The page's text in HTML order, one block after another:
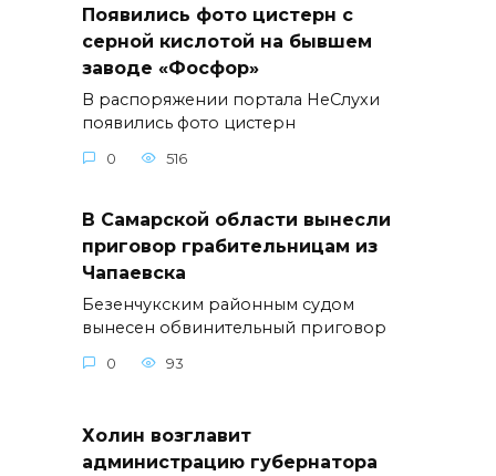
Появились фото цистерн с
серной кислотой на бывшем
заводе «Фосфор»
В распоряжении портала НеСлухи
появились фото цистерн
0 516
В Самарской области вынесли
приговор грабительницам из
Чапаевска
Безенчукским районным судом
вынесен обвинительный приговор
0 93
Холин возглавит
администрацию губернатора